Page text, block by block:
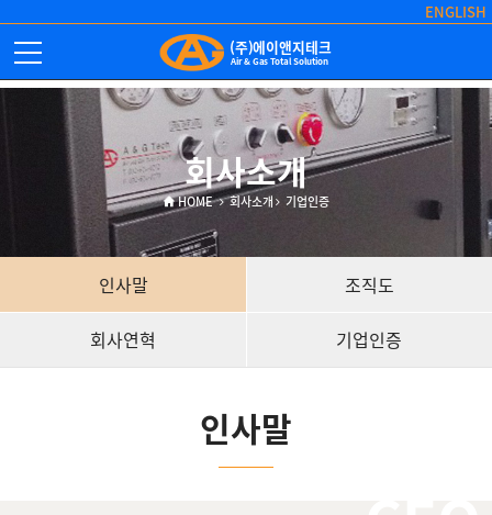
ENGLISH
(주)에이앤지테크
Air & Gas Total Solution
회사소개
HOME 회사소개 기업인증
인사말 조직도
회사연혁 기업인증
인사말